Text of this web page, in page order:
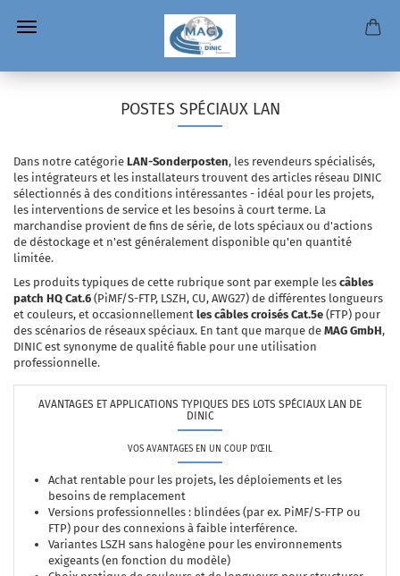
POSTES SPÉCIAUX LAN
Dans notre catégorie LAN-Sonderposten, les revendeurs spécialisés,
les intégrateurs et les installateurs trouvent des articles réseau DINIC
sélectionnés à des conditions intéressantes - idéal pour les projets,
les interventions de service et les besoins à court terme. La
marchandise provient de fins de série, de lots spéciaux ou d'actions
de déstockage et n'est généralement disponible qu'en quantité
limitée.
Les produits typiques de cette rubrique sont par exemple les câbles
patch HQ Cat.6 (PiMF/S-FTP, LSZH, CU, AWG27) de différentes longueurs
et couleurs, et occasionnellement les câbles croisés Cat.5e (FTP) pour
des scénarios de réseaux spéciaux. En tant que marque de MAG GmbH,
DINIC est synonyme de qualité fiable pour une utilisation
professionnelle.
AVANTAGES ET APPLICATIONS TYPIQUES DES LOTS SPÉCIAUX LAN DE
DINIC
VOS AVANTAGES EN UN COUP D'ŒIL
Achat rentable pour les projets, les déploiements et les
besoins de remplacement
Versions professionnelles : blindées (par ex. PiMF/S-FTP ou
FTP) pour des connexions à faible interférence.
Variantes LSZH sans halogène pour les environnements
exigeants (en fonction du modèle)